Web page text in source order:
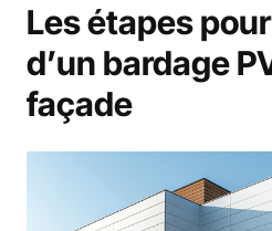
Les étapes
d’un bardage
façade